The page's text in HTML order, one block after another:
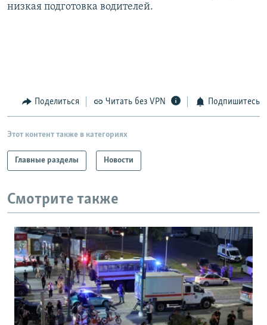
Все сайты РСЕ/РС
низкая подготовка водителей.
Поделиться Читать без VPN Подпишитесь
Этот контент также в категориях
Главные разделы Новости
Смотрите также